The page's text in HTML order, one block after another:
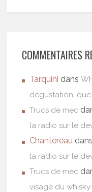
COMMENTAIRES
Tarquini dans
dégustation,
Trucs de mec
la radio sur le
Chantereau
la radio sur le
Trucs de mec
visage du whisky